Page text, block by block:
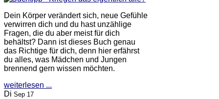
Dein Körper verändert sich, neue Gefühle
verwirren dich und du hast unzählige
Fragen, die du aber meist für dich
behältst? Dann ist dieses Buch genau
das Richtige für dich, denn hier erfährst
du alles, was Mädchen und Jungen
brennend gern wissen möchten.
weiterlesen ...
Di Sep 17